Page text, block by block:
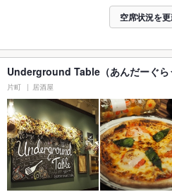
空席状況を
Underground Table（あんだーぐら
片町 居酒屋